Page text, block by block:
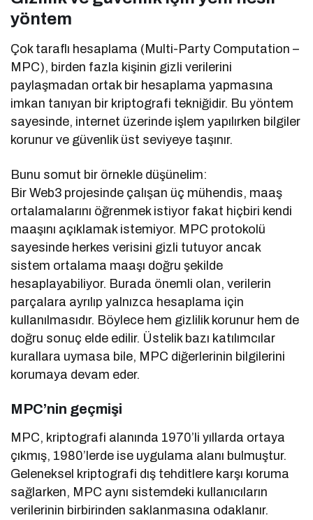
yöntem
Çok taraflı hesaplama (Multi-Party Computation –
MPC), birden fazla kişinin gizli verilerini
paylaşmadan ortak bir hesaplama yapmasına
imkan tanıyan bir kriptografi tekniğidir. Bu yöntem
sayesinde, internet üzerinde işlem yapılırken bilgiler
korunur ve güvenlik üst seviyeye taşınır.
Bunu somut bir örnekle düşünelim:
Bir Web3 projesinde çalışan üç mühendis, maaş
ortalamalarını öğrenmek istiyor fakat hiçbiri kendi
maaşını açıklamak istemiyor. MPC protokolü
sayesinde herkes verisini gizli tutuyor ancak
sistem ortalama maaşı doğru şekilde
hesaplayabiliyor. Burada önemli olan, verilerin
parçalara ayrılıp yalnızca hesaplama için
kullanılmasıdır. Böylece hem gizlilik korunur hem de
doğru sonuç elde edilir. Üstelik bazı katılımcılar
kurallara uymasa bile, MPC diğerlerinin bilgilerini
korumaya devam eder.
MPC’nin geçmişi
MPC, kriptografi alanında 1970’li yıllarda ortaya
çıkmış, 1980’lerde ise uygulama alanı bulmuştur.
Geleneksel kriptografi dış tehditlere karşı koruma
sağlarken, MPC aynı sistemdeki kullanıcıların
verilerinin birbirinden saklanmasına odaklanır.